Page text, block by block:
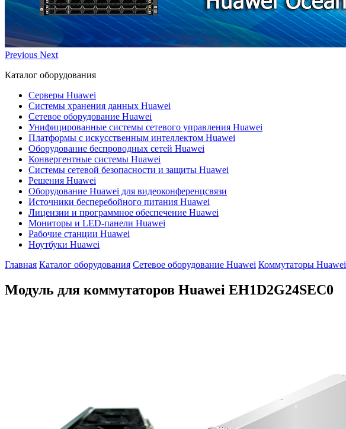
Previous Next
Каталог оборудования
Серверы Huawei
Системы хранения данных Huawei
Сетевое оборудование Huawei
Унифицированные системы сетевого управления Huawei
Платформы с искусственным интеллектом Huawei
Оборудование беспроводных сетей Huawei
Конвергентные системы Huawei
Системы сетевой безопасности и защиты Huawei
Решения Huawei
Оборудование Huawei для видеоконференцсвязи
Источники бесперебойного питания Huawei
Лицензии и программное обеспечение Huawei
Мониторы и LED-панели Huawei
Рабочие станции Huawei
Ноутбуки Huawei
Главная Каталог оборудования Сетевое оборудование Huawei Коммутаторы Huawei
Модуль для коммутаторов Huawei EH1D2G24SEC0